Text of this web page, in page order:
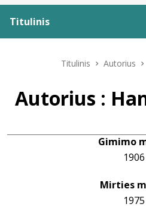
Titulinis
Leidiniai
Titulinis Autorius
Autorius :
Gimimo
1906
Mirties
1975